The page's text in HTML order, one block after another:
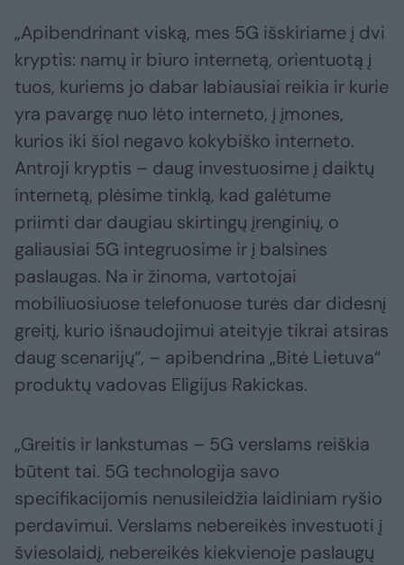
„Apibendrinant viską, mes 5G išskiriame į dvi
kryptis: namų ir biuro internetą, orientuotą į
tuos, kuriems jo dabar labiausiai reikia ir kurie
yra pavargę nuo lėto interneto, į įmones,
kurios iki šiol negavo kokybiško interneto.
Antroji kryptis – daug investuosime į daiktų
internetą, plėsime tinklą, kad galėtume
priimti dar daugiau skirtingų įrenginių, o
galiausiai 5G integruosime ir į balsines
paslaugas. Na ir žinoma, vartotojai
mobiliuosiuose telefonuose turės dar didesnį
greitį, kurio išnaudojimui ateityje tikrai atsiras
daug scenarijų“, – apibendrina „Bitė Lietuva“
produktų vadovas Eligijus Rakickas.
„Greitis ir lankstumas – 5G verslams reiškia
būtent tai. 5G technologija savo
specifikacijomis nenusileidžia laidiniam ryšio
perdavimui. Verslams nebereikės investuoti į
šviesolaidį, nebereikės kiekvienoje paslaugų